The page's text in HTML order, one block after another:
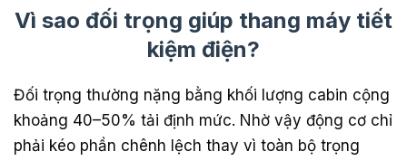
Vì sao đối trọng giúp thang máy tiết
kiệm điện?
Đối trọng thường nặng bằng khối lượng cabin cộng
khoảng 40–50% tải định mức. Nhờ vậy động cơ chỉ
phải kéo phần chênh lệch thay vì toàn bộ trọng